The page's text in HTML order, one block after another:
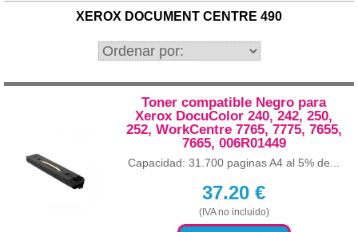
XEROX DOCUMENT CENTRE 490
Toner compatible Negro para
Xerox DocuColor 240, 242, 250,
252, WorkCentre 7765, 7775, 7655,
7665, 006R01449
Capacidad: 31.700 paginas A4 al 5% de...
37.20 €
(IVA no incluido)